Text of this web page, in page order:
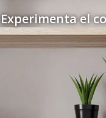
Experimenta el